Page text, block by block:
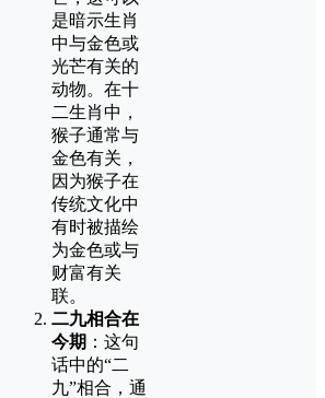
是暗示生肖
中与金色或
光芒有关的
动物。在十
二生肖中，
猴子通常与
金色有关，
因为猴子在
传统文化中
有时被描绘
为金色或与
财富有关
联。
二九相合在
今期 ：这句
话中的“二
九”相合，通